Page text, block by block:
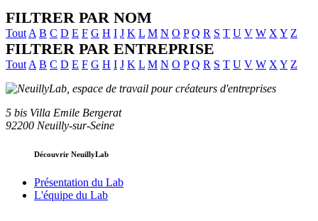
FILTRER PAR NOM
Tout A B C D E F G H I J K L M N O P Q R S T U V W X Y Z
FILTRER PAR ENTREPRISE
Tout A B C D E F G H I J K L M N O P Q R S T U V W X Y Z
5 bis Villa Emile Bergerat
92200 Neuilly-sur-Seine
Découvrir NeuillyLab
Présentation du Lab
L'équipe du Lab